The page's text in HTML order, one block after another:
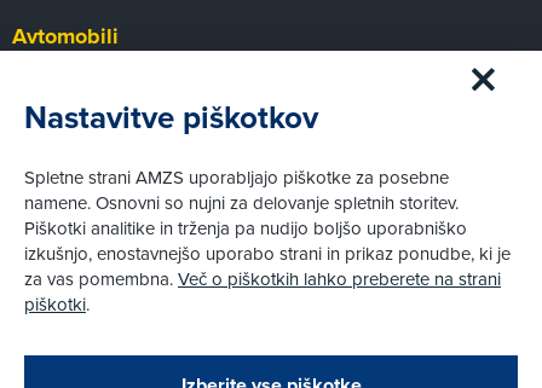
Zapri
Podarjamo vam 10 €!
Avtomobili
Prvi pogled
Za volanom
Tehnika
Pravni vidiki
Piškotki
Pravno obvestilo
Nastavitve piškotkov
Spletne strani AMZS uporabljajo piškotke za posebne
namene. Osnovni so nujni za delovanje spletnih storitev.
Piškotki analitike in trženja pa nudijo boljšo uporabniško
izkušnjo, enostavnejšo uporabo strani in prikaz ponudbe, ki je
za vas pomembna.Več o piškotkih lahko preberete na strani
piškotki.